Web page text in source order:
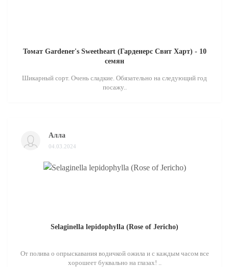
Томат Gardener's Sweetheart (Гарденерс Свит Харт) - 10
семян
Шикарный сорт. Очень сладкие. Обязательно на следующий год
посажу..
Алла
04.03.2024
Selaginella lepidophylla (Rose of Jericho)
От полива о опрыскавания водичкой ожила и с каждым часом все
хорошеет буквально на глазах! ..